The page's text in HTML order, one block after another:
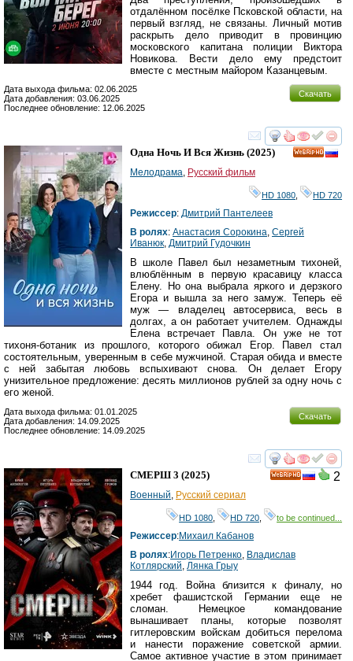
отдалённом посёлке Псковской области, на
первый взгляд, не связаны. Личный мотив
раскрыть дело приводит в провинцию
московского капитана полиции Виктора
Новикова. Вести дело ему предстоит
вместе с местным майором Казанцевым.
Скачать
Дата выхода фильма: 02.06.2025
Дата добавления: 03.06.2025
Последнее обновление: 12.06.2025
смотреть
Одна Ночь И Вся Жизнь (2025)
Мелодрама, Русский фильм
HD 1080 HD 720
Режиссер: Дмитрий Пантелеев
В ролях: Анастасия Сорокина, Сергей
Иванюк, Дмитрий Гудочкин
В школе Павел был незаметным тихоней,
влюблённым в первую красавицу класса
Елену. Но она выбрала яркого и дерзкого
Егора и вышла за него замуж. Теперь её
муж — владелец автосервиса, весь в
долгах, а он работает учителем. Однажды
Елена встречает Павла. Он уже не тот
тихоня-ботаник из прошлого, которого обижал Егор. Павел стал
состоятельным, уверенным в себе мужчиной. Старая обида и вместе
с ней забытая любовь вспыхивают снова. Он делает Егору
унизительное предложение: десять миллионов рублей за одну ночь с
его женой.
Скачать
Дата выхода фильма: 01.01.2025
Дата добавления: 14.09.2025
Последнее обновление: 14.09.2025
смотреть
2
СМЕРШ 3 (2025)
Военный, Русский сериал
HD 1080 HD 720 to be continued...
Режиссер:Михаил Кабанов
В ролях:Игорь Петренко, Владислав
Котлярский, Лянка Грыу
1944 год. Война близится к финалу, но
хребет фашистской Германии еще не
сломан. Немецкое командование
вынашивает планы, которые позволят
гитлеровским войскам добиться перелома
и нанести поражение советской армии.
Самое активное участие в этом принимает